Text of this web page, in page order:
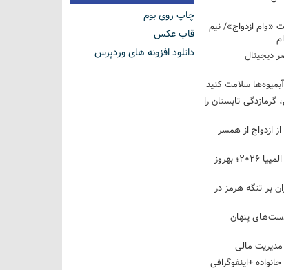
«وام ازدواج»/ نیم
دیجیتال
سلامت کنید
تابستان را
ازدواج از همسر
نبرد دو غول ایرانی در مستر المپیا ۲۰۲۶؛ بهروز
بر تنگه هرمز در
دست‌های پنهان
مالی
+اینفوگرافی
چاپ روی بوم
قاب عکس
دانلود افزونه های وردپرس